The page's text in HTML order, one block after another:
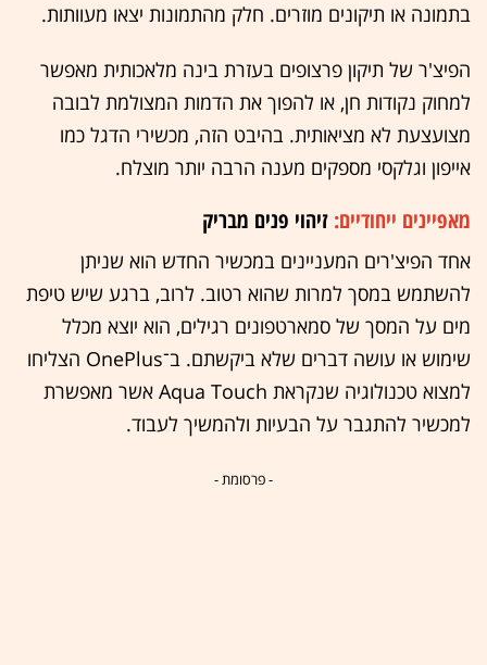
בתמונה או תיקונים מוזרים. חלק מהתמונות יצאו מעוותות.
הפיצ'ר של תיקון פרצופים בעזרת בינה מלאכותית מאפשר
למחוק נקודות חן, או להפוך את הדמות המצולמת לבובה
מצועצעת לא מציאותית. בהיבט הזה, מכשירי הדגל כמו
אייפון וגלקסי מספקים מענה הרבה יותר מוצלח.
מאפיינים ייחודיים: זיהוי פנים מבריק
אחד הפיצ'רים המעניינים במכשיר החדש הוא שניתן
להשתמש במסך למרות שהוא רטוב. לרוב, ברגע שיש טיפת
מים על המסך של סמארטפונים רגילים, הוא יוצא מכלל
שימוש או עושה דברים שלא ביקשתם. ב־OnePlus הצליחו
למצוא טכנולוגיה שנקראת Aqua Touch אשר מאפשרת
למכשיר להתגבר על הבעיות ולהמשיך לעבוד.
- פרסומת -